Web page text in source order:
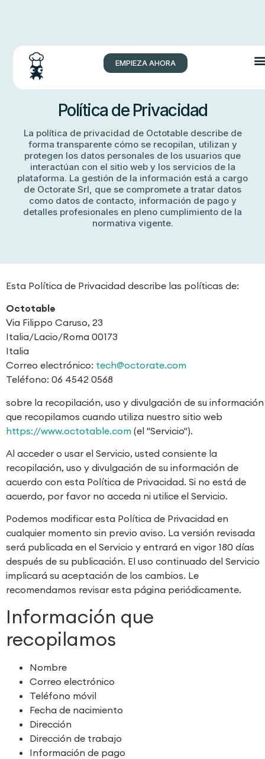
EMPIEZA AHORA
Política de Privacidad
La política de privacidad de Octotable describe de
forma transparente cómo se recopilan, utilizan y
protegen los datos personales de los usuarios que
interactúan con el sitio web y los servicios de la
plataforma. La gestión de la información está a cargo
de Octorate Srl, que se compromete a tratar datos
como datos de contacto, información de pago y
detalles profesionales en pleno cumplimiento de la
normativa vigente.
Esta Política de Privacidad describe las políticas de:
Octotable
Via Filippo Caruso, 23
Italia/Lacio/Roma 00173
Italia
Correo electrónico: tech@octorate.com
Teléfono: 06 4542 0568
sobre la recopilación, uso y divulgación de su información
que recopilamos cuando utiliza nuestro sitio web
https://www.octotable.com (el "Servicio").
Al acceder o usar el Servicio, usted consiente la
recopilación, uso y divulgación de su información de
acuerdo con esta Política de Privacidad. Si no está de
acuerdo, por favor no acceda ni utilice el Servicio.
Podemos modificar esta Política de Privacidad en
cualquier momento sin previo aviso. La versión revisada
será publicada en el Servicio y entrará en vigor 180 días
después de su publicación. El uso continuado del Servicio
implicará su aceptación de los cambios. Le
recomendamos revisar esta página periódicamente.
Información que
recopilamos
Nombre
Correo electrónico
Teléfono móvil
Fecha de nacimiento
Dirección
Dirección de trabajo
Información de pago